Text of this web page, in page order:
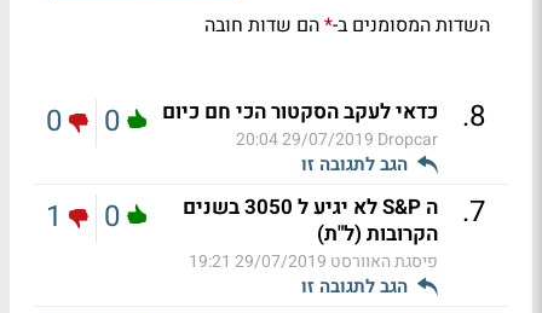
השדות המסומנים ב-*הם שדות חובה
8
. כדאי לעקב הסקטור הכי חם כיום
Dropcar
29/07/2019 20:04
הגב לתגובה זו
0
0
7
.
ה S&P לא יגיע ל 3050 בשנים
הקרובות (ל"ת)
פיסגת האוורסט 29/07/2019 19:21
הגב לתגובה זו
0
1